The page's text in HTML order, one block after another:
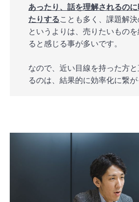
あったり、話を理解されるの
たりすることも多く、課題解
というよりは、売りたいもの
ると感じる事が多いです。
なので、近い目線を持った方と
るのは、結果的に効率化に繋が